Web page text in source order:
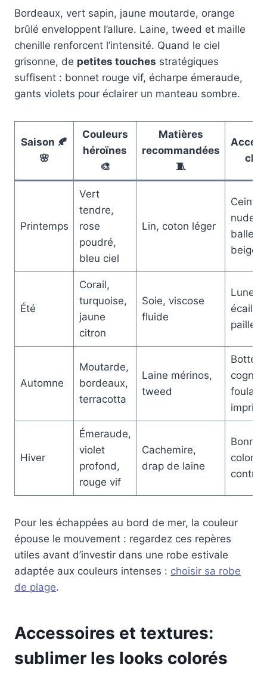
Bordeaux, vert sapin, jaune moutarde, orange
brûlé enveloppent l’allure. Laine, tweed et maille
chenille renforcent l’intensité. Quand le ciel
grisonne, de petites touches stratégiques
suffisent : bonnet rouge vif, écharpe émeraude,
gants violets pour éclairer un manteau sombre.
Saison 🍂
🌸
Couleurs
héroïnes
🎨
Matières
recommandées
🧵
clés
Printemps
Vert
tendre,
rose
poudré,
bleu ciel
Lin, coton léger
nude,
beige
Été
Corail,
turquoise,
jaune
citron
Soie, viscose
fluide
écaille,
paille
Automne
Moutarde,
bordeaux,
terracotta
Laine mérinos,
tweed
Bottes
foulard
Hiver
Émeraude,
violet
profond,
rouge vif
Cachemire,
drap de laine
Bonnet
coloré,
Pour les échappées au bord de mer, la couleur
épouse le mouvement : regardez ces repères
utiles avant d’investir dans une robe estivale
adaptée aux couleurs intenses : choisir sa robe
de plage.
Accessoires et textures:
sublimer les looks colorés